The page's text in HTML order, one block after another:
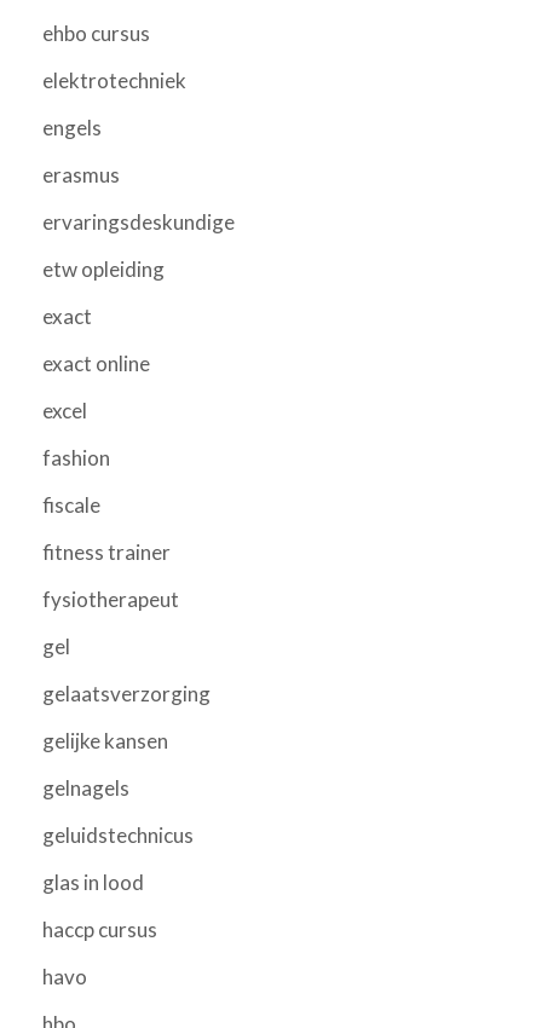
ehbo cursus
elektrotechniek
engels
erasmus
ervaringsdeskundige
etw opleiding
exact
exact online
excel
fashion
fiscale
fitness trainer
fysiotherapeut
gel
gelaatsverzorging
gelijke kansen
gelnagels
geluidstechnicus
glas in lood
haccp cursus
havo